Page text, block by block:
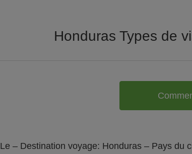
Honduras Types de
Le – Destination voyage: Honduras – Pays du